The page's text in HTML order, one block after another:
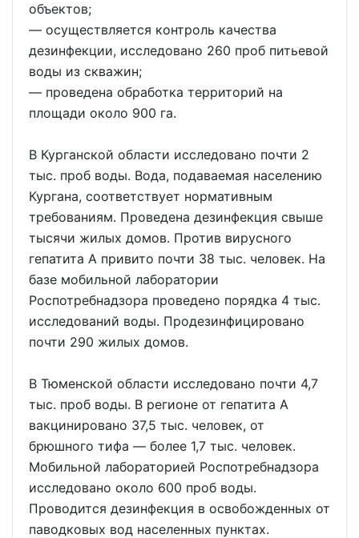
объектов;
— осуществляется контроль качества
дезинфекции, исследовано 260 проб питьевой
воды из скважин;
— проведена обработка территорий на
площади около 900 га.
В Курганской области исследовано почти 2
тыс. проб воды. Вода, подаваемая населению
Кургана, соответствует нормативным
требованиям. Проведена дезинфекция свыше
тысячи жилых домов. Против вирусного
гепатита А привито почти 38 тыс. человек. На
базе мобильной лаборатории
Роспотребнадзора проведено порядка 4 тыс.
исследований воды. Продезинфицировано
почти 290 жилых домов.
В Тюменской области исследовано почти 4,7
тыс. проб воды. В регионе от гепатита А
вакцинировано 37,5 тыс. человек, от
брюшного тифа — более 1,7 тыс. человек.
Мобильной лабораторией Роспотребнадзора
исследовано около 600 проб воды.
Проводится дезинфекция в освобожденных от
паводковых вод населенных пунктах.